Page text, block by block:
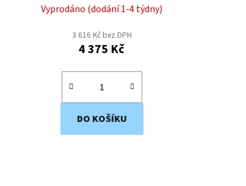
Vyprodáno (dodání 1-4 týdny)
3 616 Kč bez DPH
4 375 Kč
DO KOŠÍKU